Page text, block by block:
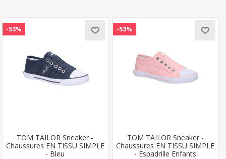
-53%
TOM TAILOR Sneaker -
Chaussures EN TISSU SIMPLE
- Bleu
-53%
TOM TAILOR Sneaker -
Chaussures EN TISSU SIMPLE
- Espadrille Enfants